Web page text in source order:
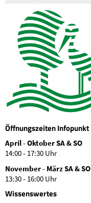
Öffnungszeiten Infopunkt
April - Oktober SA & SO
14:00 - 17:30 Uhr
November - März SA & SO
13:30 - 16:00 Uhr
Wissenswertes